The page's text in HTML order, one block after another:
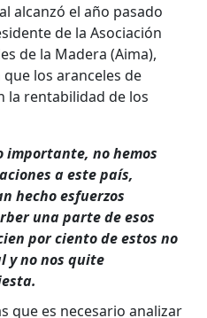
alcanzó el año pasado
de la Asociación
de la Madera (Aima),
los aranceles de
la rentabilidad de los
importante, no hemos
a este país,
hecho esfuerzos
una parte de esos
por ciento de estos no
y no nos quite
que es necesario analizar